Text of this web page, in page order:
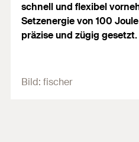
schnell und flexibel
Setzenergie von 100
präzise und zügig gesetzt.
Bild: fischer